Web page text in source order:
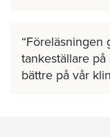
Föreläsningen
tankeställare
bättre på vår